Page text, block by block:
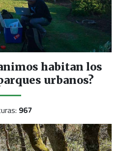
habitan los
urbanos?
967